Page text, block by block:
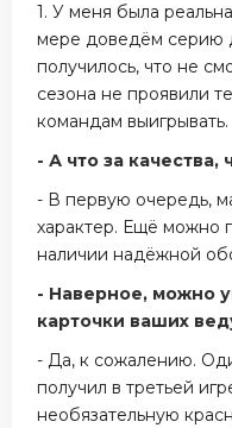
1. У меня была
мере доведём серию
получилось, что не
сезона не проявили
командам выигрывать.
- А что за качества,
- В первую очередь,
характер. Ещё можно
наличии надёжной
- Наверное, можно
карточки ваших
- Да, к сожалению.
получил в третьей
необязательную